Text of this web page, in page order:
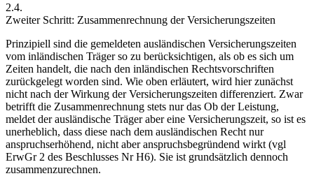
2.4.
Zweiter Schritt: Zusammenrechnung der Versicherungszeiten
Prinzipiell sind die gemeldeten ausländischen Versicherungszeiten
vom inländischen Träger so zu berücksichtigen, als ob es sich um
Zeiten handelt, die nach den inländischen Rechtsvorschriften
zurückgelegt worden sind. Wie oben erläutert, wird hier zunächst
nicht nach der Wirkung der Versicherungszeiten differenziert. Zwar
betrifft die Zusammenrechnung stets nur das Ob der Leistung,
meldet der ausländische Träger aber eine Versicherungszeit, so ist es
unerheblich, dass diese nach dem ausländischen Recht nur
anspruchserhöhend, nicht aber anspruchsbegründend wirkt (vgl
ErwGr 2 des Beschlusses Nr H6). Sie ist grundsätzlich dennoch
zusammenzurechnen.